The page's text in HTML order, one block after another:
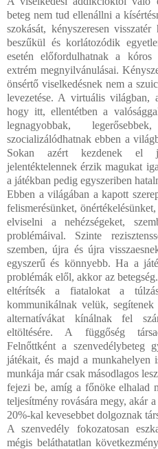
beteg nem tud ellenállni a
szokását, kényszeresen
beszűkül és korlátozódik
esetén előfordulhatnak a kóros
extrém megnyilvánulásai.
önsértő viselkedésnek nem a
levezetése. A virtuális
hogy itt, ellentétben a
legnagyobbak,
szocializálódhatnak ebben a
Sokan azért kezdenek el
jelentéktelennek érzik magukat
a játékban pedig egyszeriben
Ebben a világában a kapott
felismerésünket,
elviselni a nehézségeket,
problémáival. Szinte
szemben, újra és újra
egyszerű és könnyebb. Ha a
problémák elől, akkor az
eltérítsék a fiatalokat a
kommunikálnak velük,
alternatívákat kínálnak fel
eltöltésére. A függőség
Felnőttként a szenvedélybeteg
játékait, és majd a
munkája már csak másodlagos
fejezi be, amíg a főnöke elhalad
teljesítmény rovására megy, akár
20%-kal kevesebbet dolgoznak
A szenvedély fokozatosan
mégis beláthatatlan